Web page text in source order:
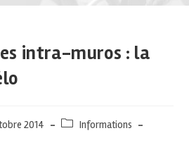
intra-muros : la
2014
Informations